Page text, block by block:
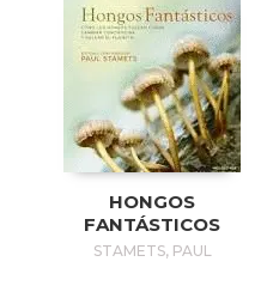
HONGOS
FANTÁSTICOS
STAMETS, PAUL